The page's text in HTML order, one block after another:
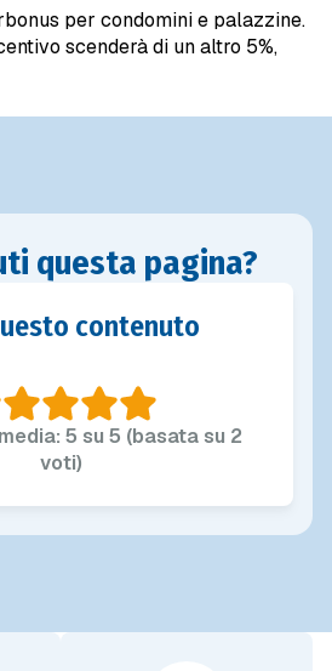
per condomini e palazzine.
scenderà di un altro 5%,
questa pagina?
contenuto
5 su 5 (basata su 2
voti)